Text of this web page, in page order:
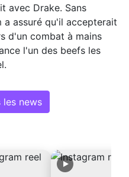
avec Drake. Sans
a assuré qu'il accepterait
d'un combat à mains
l'un des beefs les
news